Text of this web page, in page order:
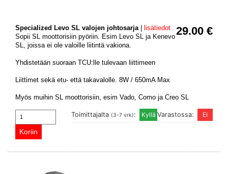
29.00 €
Specialized Levo SL valojen johtosarja | lisätiedot
Sopii SL moottorisiin pyöriin. Esim Levo SL ja Kenevo
SL, joissa ei ole valoille liitintä vakiona.
Yhdistetään suoraan TCU:lle tulevaan liittimeen
Liittimet sekä etu- että takavalolle. 8W / 650mA Max
Myös muihin SL moottorisiin, esim Vado, Como ja Creo SL
Varastossa:
Toimittajalta (3-7 vrk):